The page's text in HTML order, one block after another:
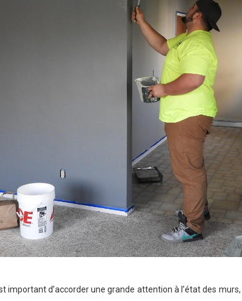
important d’accorder une grande attention à l’état des